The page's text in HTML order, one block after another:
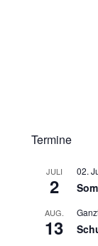
Termine
JULI
2
02.
AUG.
13